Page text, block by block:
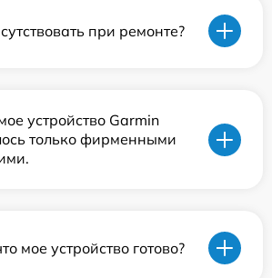
при ремонте?
устройство Garmin
только фирменными
мое устройство готово?